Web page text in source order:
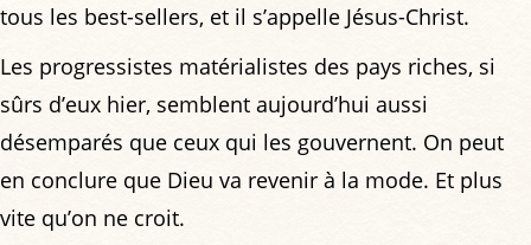
tous les best-sellers, et il s’appelle Jésus-Christ.
Les progressistes matérialistes des pays riches, si
sûrs d’eux hier, semblent aujourd’hui aussi
désemparés que ceux qui les gouvernent. On peut
en conclure que Dieu va revenir à la mode. Et plus
vite qu’on ne croit.